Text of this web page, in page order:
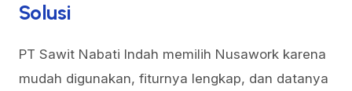
Solusi
PT Sawit Nabati Indah memilih Nusawork karena
mudah digunakan, fiturnya lengkap, dan datanya